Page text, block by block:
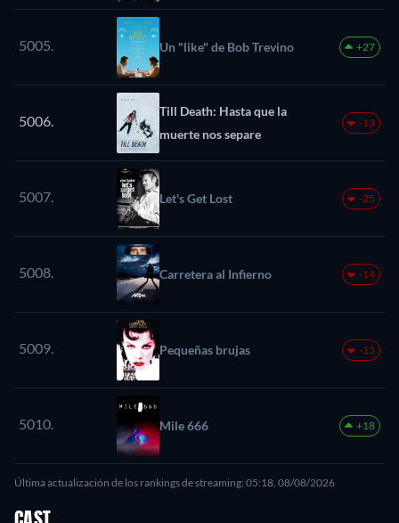
5005. Un "like" de Bob Trevino +27
5006.
Till Death: Hasta que la
muerte nos separe
-13
5007. Let's Get Lost -25
5008. Carretera al Infierno -14
5009. Pequeñas brujas -15
5010. Mile 666 +18
Última actualización de los rankings de streaming: 05:18, 08/08/2026